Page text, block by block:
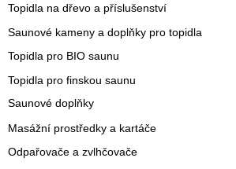
Topidla na dřevo a příslušenství
Saunové kameny a doplňky pro topidla
Topidla pro BIO saunu
Topidla pro finskou saunu
Saunové doplňky
Masážní prostředky a kartáče
Odpařovače a zvlhčovače